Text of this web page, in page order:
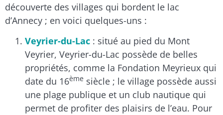
découverte des villages qui bordent le lac
d’Annecy ; en voici quelques-uns :
Veyrier-du-Lac : situé au pied du Mont
Veyrier, Veyrier-du-Lac possède de belles
propriétés, comme la Fondation Meyrieux qui
date du 16ème siècle ; le village possède aussi
une plage publique et un club nautique qui
permet de profiter des plaisirs de l’eau. Pour